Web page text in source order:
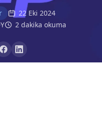
22 Eki 2024
2 dakika okuma